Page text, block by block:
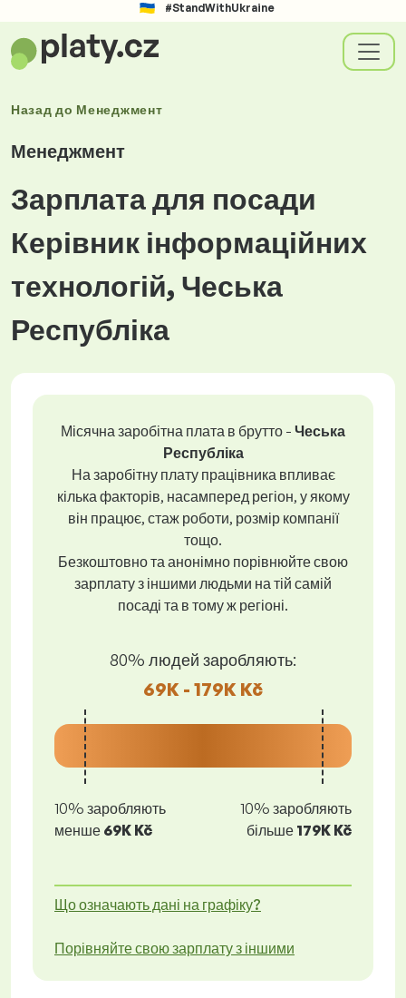
#StandWithUkraine
Назад до Менеджмент
Менеджмент
Зарплата для посади
Керівник інформаційних
технологій, Чеська
Республіка
Місячна заробітна плата в брутто - Чеська
Республіка
На заробітну плату працівника впливає
кілька факторів, насамперед регіон, у якому
він працює, стаж роботи, розмір компанії
тощо.
Безкоштовно та анонімно порівнюйте свою
зарплату з іншими людьми на тій самій
посаді та в тому ж регіоні.
80% людей заробляють:
69K - 179K Kč
10% заробляють
менше 69K Kč
10% заробляють
більше 179K Kč
Що означають дані на графіку?
Порівняйте свою зарплату з іншими